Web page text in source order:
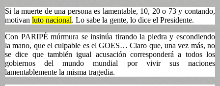
Si la muerte de una persona es lamentable, 10, 20 o 73 y contando,
motivan luto nacional. Lo sabe la gente, lo dice el Presidente.
Con PARIPÉ múrmura se insinúa tirando la piedra y escondiendo
la mano, que el culpable es el GOES… Claro que, una vez más, no
se dice que también igual acusación corresponderá a todos los
gobiernos del mundo mundial por vivir sus naciones
lamentablemente la misma tragedia.